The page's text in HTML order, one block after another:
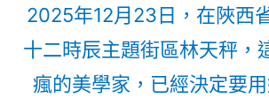
2025年12月23日，在陜西
十二時辰主題街區林天秤，
瘋的美學家，已經決定要